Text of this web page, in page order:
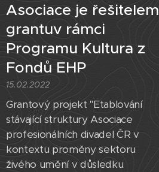
Asociace je řešitelem
grantuv rámci
Programu Kultura z
Fondů EHP
15.02.2022
Grantový projekt "Etablování
stávající struktury Asociace
profesionálních divadel ČR v
kontextu proměny sektoru
živého umění v důsledku